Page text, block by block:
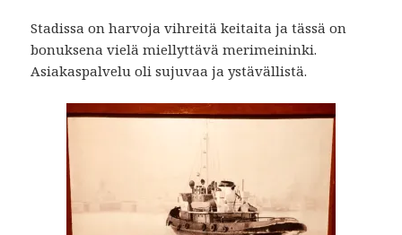
Stadissa on harvoja vihreitä keitaita ja tässä on
bonuksena vielä miellyttävä merimeininki.
Asiakaspalvelu oli sujuvaa ja ystävällistä.